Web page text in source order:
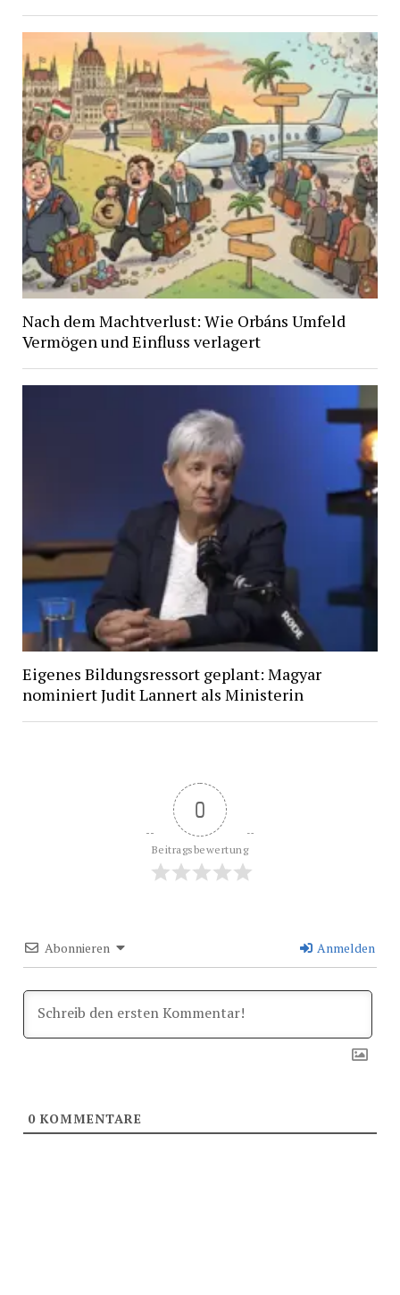
Nach dem Machtverlust: Wie Orbáns Umfeld
Vermögen und Einfluss verlagert
Eigenes Bildungsressort geplant: Magyar
nominiert Judit Lannert als Ministerin
0
Beitragsbewertung
Abonnieren Anmelden
0KOMMENTARE